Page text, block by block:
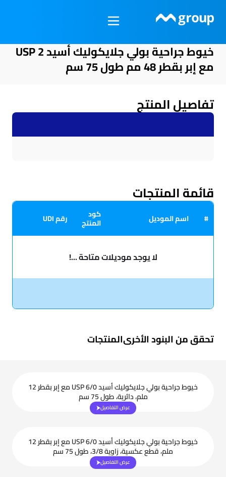
المحتوى
خيوط جراحية بولي جلايكوليك أسيد USP 2
مع إبر بقطر 48 مم طول 75 سم
تفاصيل المنتج
قائمة المنتجات
# اسم الموديل كود
المنتج رقم UDI
لا يوجد موديلات متاحة ...!
تحقق من البنود الأخرىالمنتجات
خيوط جراحية بولي جلايكوليك أسيد USP 6/0 مع إبر بقطر 12
ملم، دائرية، طول 75 سم
عرض التفاصيل
خيوط جراحية بولي جلايكوليك أسيد USP 6/0 مع إبر بقطر 12
ملم، قطع عكسية، زاوية 3/8، طول 75 سم
عرض التفاصيل